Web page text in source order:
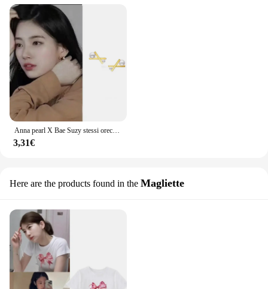
3,31€
Here are the products found in the Magliette